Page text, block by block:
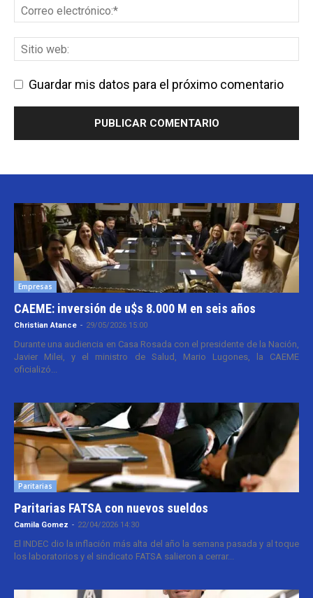
Guardar mis datos para el próximo comentario
Empresas
CAEME: inversión de u$s 8.000 M en seis años
Christian Atance - 29/05/2026 15:00
Durante una audiencia en Casa Rosada con el presidente de la Nación,
Javier Milei, y el ministro de Salud, Mario Lugones, la CAEME
oficializó...
Paritarias
Paritarias FATSA con nuevos sueldos
Camila Gomez - 22/04/2026 14:30
El INDEC dio la inflación más alta del año la semana pasada y al toque
los laboratorios y el sindicato FATSA salieron a cerrar...